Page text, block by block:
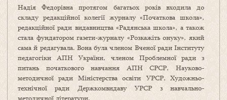
Надія Федорівна протягом багатьох років входила до
складу редакційної колегії журналу «Початкова школа»,
редакційної ради видавництва «Радянська школа», а також
стала фундатором газети-журналу «Розкажіть онуку», який
сама й редагувала. Вона була членом Вченої ради Інституту
педагогіки АПН України, членом Проблемної ради з
питань початкового навчання АПН СРСР, Науково-
методичної ради Міністерства освіти УРСР, Художньо-
технічної ради Держкомвидаву УРСР з навчально-
методичної літератури.